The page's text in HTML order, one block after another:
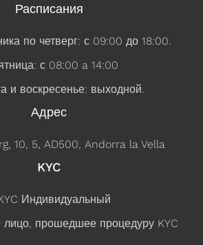
Расписания
по четверг: с 09:00 до 18:00.
с 08:00 a 14:00
и воскресенье: выходной.
Адрес
10, 5, AD500, Andorra la Vella
KYC
Индивидуальный
прошедшее процедуру KYC